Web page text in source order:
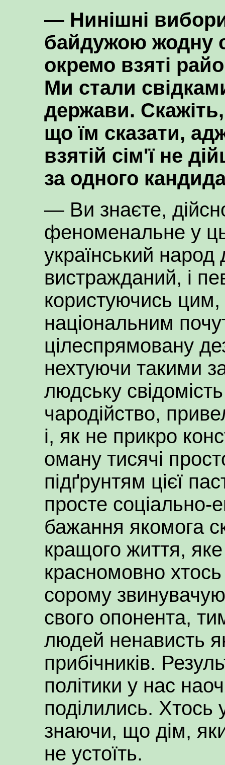
— Нинішні
байдужою жодну
окремо взяті
Ми стали
держави.
що їм сказати,
взятій сім'ї не
за одного
— Ви знаєте,
феноменальне у
український народ
вистражданий, і
користуючись
національним
цілеспрямовану
нехтуючи такими
людську
чародійство,
і, як не прикро
оману тисячі
підґрунтям цієї
просте соціально-
бажання якомога
кращого життя,
красномовно
сорому
свого опонента,
людей ненависть
прибічників.
політики у нас
поділились. Хтось
знаючи, що дім,
не устоїть.